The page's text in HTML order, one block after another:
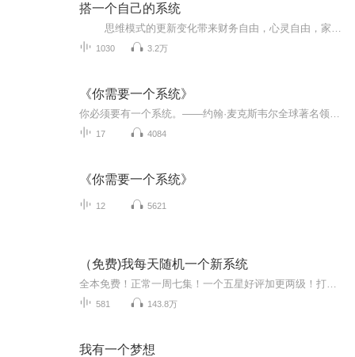
搭一个自己的系统
1030 3.2万
《你需要一个系统》
17 4084
《你需要一个系统》
12 5621
（免费)我每天随机一个新系统
581 143.8万
我有一个梦想